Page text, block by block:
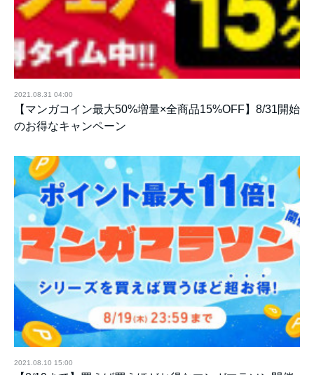
2021.08.31 04:00
【マンガコイン最大50%増量×全商品15%OFF】8/31開始
のお得なキャンペーン
2021.08.10 15:00